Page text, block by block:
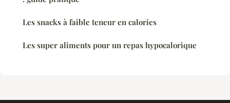
Les snacks à faible teneur en calories
Les super aliments pour un repas hypocalorique